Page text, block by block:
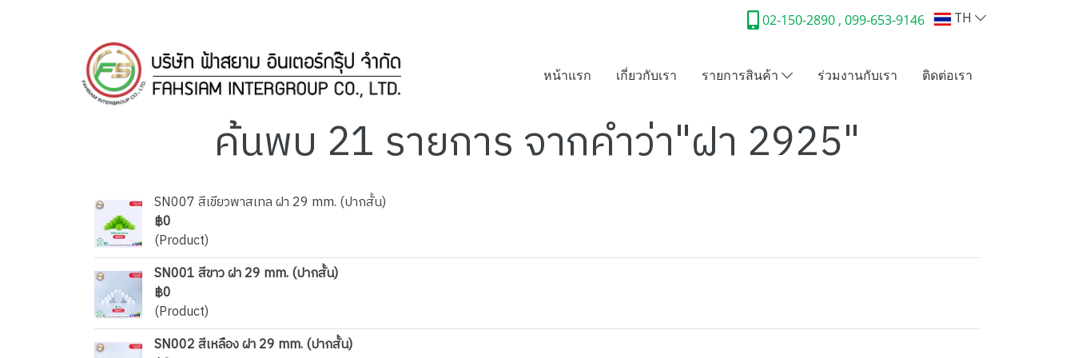
02-150-2890 , 099-653-9146 TH
หน้าแรก เกี่ยวกับเรา รายการสินค้า ร่วมงานกับเรา ติดต่อเรา
ค้นพบ 21 รายการ จากคำว่า"ฝา 2925"
SN007 สีเขียวพาสเทล ฝา 29 mm. (ปากสั้น)
฿0
(Product)
SN001 สีขาว ฝา 29 mm. (ปากสั้น)
฿0
(Product)
SN002 สีเหลือง ฝา 29 mm. (ปากสั้น)